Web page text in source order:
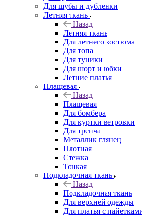
Для шубы и дубленки
Летняя ткань
Назад
Летняя ткань
Для летнего костюма
Для топа
Для туники
Для шорт и юбки
Летние платья
Плащевая
Назад
Плащевая
Для бомбера
Для куртки ветровки
Для тренча
Металлик глянец
Плотная
Стежка
Тонкая
Подкладочная ткань
Назад
Подкладочная ткань
Для верхней одежды
Для платья с